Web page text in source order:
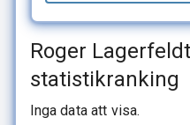
Roger
statistikranking
Inga data att visa.